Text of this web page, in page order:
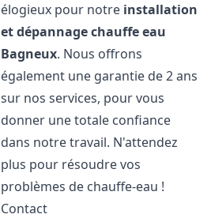
élogieux pour notre installation
et dépannage chauffe eau
Bagneux. Nous offrons
également une garantie de 2 ans
sur nos services, pour vous
donner une totale confiance
dans notre travail. N'attendez
plus pour résoudre vos
problèmes de chauffe-eau !
Contact